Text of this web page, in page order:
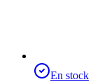
En stock